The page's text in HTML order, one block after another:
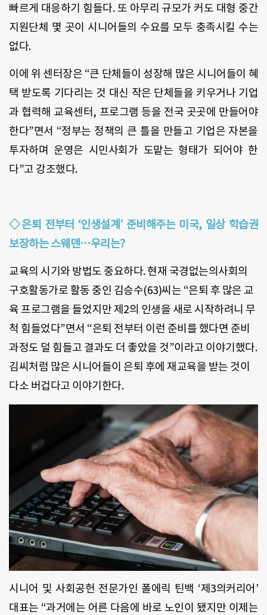
빠르게 대응하기 힘들다. 또 아무리 규모가 커도 대형 중간
지원단체 몇 곳이 시니어들의 수요를 모두 충족시킬 수는
없다.
이에 위 센터장은 “큰 단체들이 성장해 많은 시니어들이 혜
택 받도록 기다리는 것 대신 작은 단체들을 키우거나 기업
과 협력해 교육센터, 프로그램 등을 전국 곳곳에 만들어야
한다”면서 “정부는 정책의 큰 틀을 만들고 기업은 자본을
투자하며 운영은 시민사회가 도맡는 형태가 되어야 한
다”고 강조했다.
◇은퇴 전부터 ‘인생설계’ 준비해주는 미국, 일상 학습권
보장하는 스웨덴…우리는?
교육의 시기와 방법도 중요하다. 현재 국경없는의사회의
구호활동가로 활동 중인 김승수(63)씨는 “은퇴 후 많은 교
육 프로그램을 들었지만 제2의 인생을 새로 시작하려니 무
척 힘들었다”면서 “은퇴 전부터 이런 준비를 했다면 준비
과정도 덜 힘들고 결과도 더 좋았을 것”이라고 이야기했다.
김씨처럼 많은 시니어들이 은퇴 후에 재교육을 받는 것이
다소 버겁다고 이야기한다.
시니어 및 사회공헌 전문가인 폴에릭 틴백 ‘제3의커리어’
대표는 “과거에는 어른 다음에 바로 노인이 됐지만 이제는